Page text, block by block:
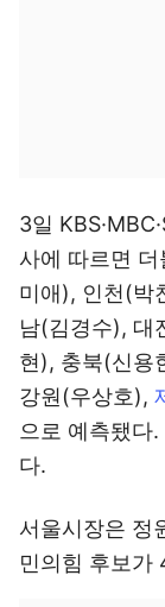
3일
사에 따르면
미애), 인천(박
남(김경수), 대
현), 충북(신용
강원(우상호),
으로 예측됐다
다.
서울시장은 정
민의힘 후보가